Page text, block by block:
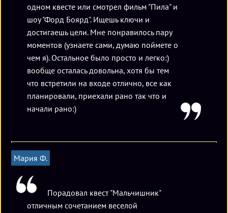
одном квесте или смотрел фильм "Пила" и
шоу "Форд Боярд". Ищешь ключи и
достигаешь цели. Мне понравилось пару
моментов (узнаете сами, думаю поймете о
чем я). Остальное было просто и легко:)
вообще осталась довольна, хотя бы тем
что встретили на входе отлично, все как
планировали, приехали рано так что и
начали рано:)
Мария Ф.
Порадовал квест "Мальчишник"
отличным сочетанием веселой